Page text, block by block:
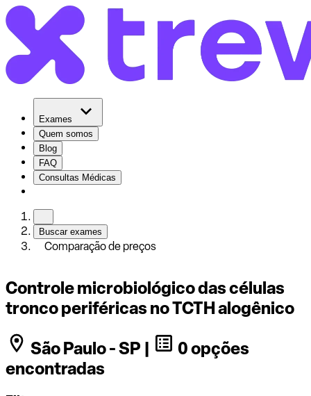
Exames
Quem somos
Blog
FAQ
Consultas Médicas
Buscar exames
Comparação de preços
Controle microbiológico das células
tronco periféricas no TCTH alogênico
São Paulo - SP |
0 opções
encontradas